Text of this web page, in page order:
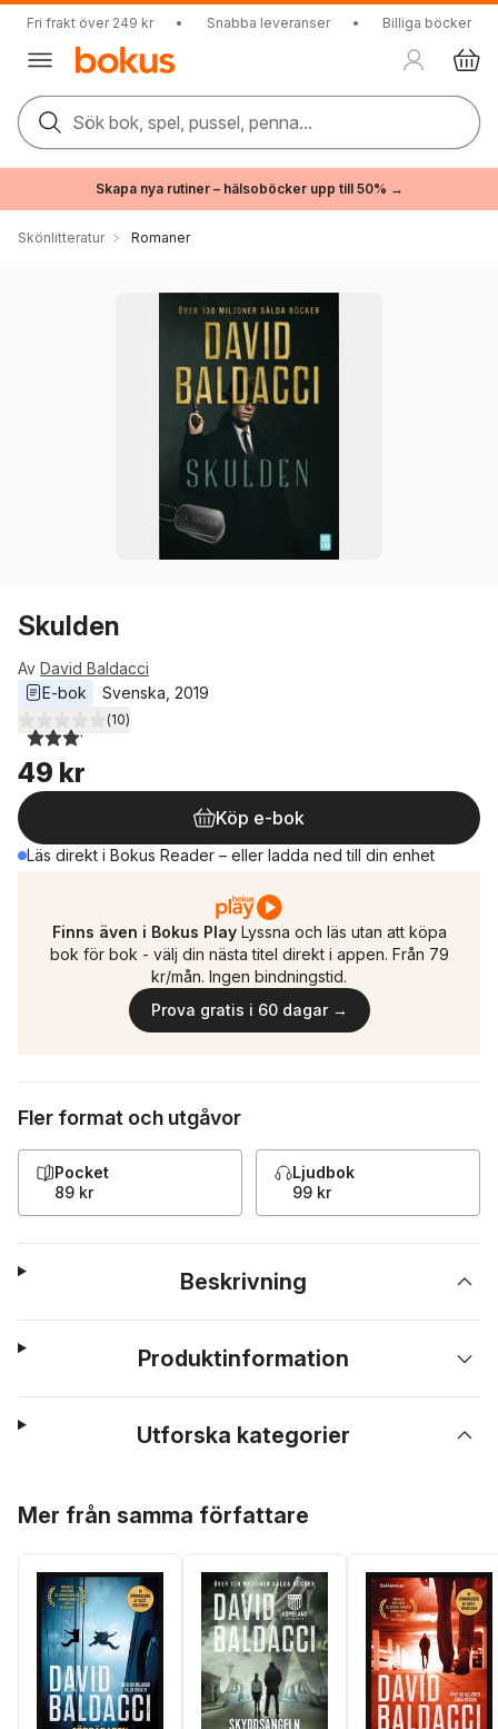
Fri frakt över 249 kr • Snabba leveranser • Billiga böcker
Sök bok, spel, pussel, penna...
Skapa nya rutiner – hälsoböcker upp till 50% →
Skönlitteratur Romaner
Skulden
Av David Baldacci
E-bok
Svenska 2019
3,1utav 5 stjärnor. Totalt antal röster:
(10)
49 kr
Köp e-bok
Läs direkt i Bokus Reader – eller ladda ned till din enhet
Finns även i Bokus Play Lyssna och läs utan att köpa
bok för bok - välj din nästa titel direkt i appen. Från 79
kr/mån. Ingen bindningstid.
Prova gratis i 60 dagar →
Fler format och utgåvor
Pocket
89 kr
Ljudbok
99 kr
Beskrivning
Produktinformation
Utforska kategorier
Mer från samma författare